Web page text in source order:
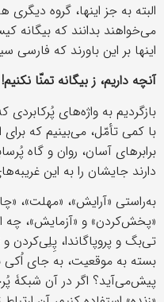
البته به جز اینها، گروه
می‌خواهند بدانند که
اینها بر این باورند که فارسی
آنچه داریم، ز بیگانه تمنّا نکنیم!
بازگردیم به واژه‌های
با کمی تأمّل، می‌بینیم که برای
برابرهای آسان، روان و گاه
دارند جایشان را به این
به‌راستی «آرایش»، «مهلت»،
«پخش‌کردن» و «آزمایش»، چه
تی‌بگ و پروپاگاندا، پِلِی‌کردن
بسته به موقعیت، به جای اُکی
پیش‌می‌آید؟ اگر در آن شبکۀ